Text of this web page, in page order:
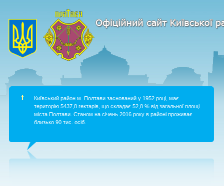
Київський район м. Полтави заснований у 1952 році, має
територію 5437,8 гектарів, що складає 52,8 % від загальної площі
міста Полтави. Станом на січень 2016 року в районі проживає
близько 90 тис. осіб.